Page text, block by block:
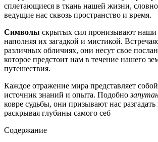
сплетающиеся в ткань нашей жизни,
ведущие нас сквозь пространство и время.
Символы скрытых сил пронизывают наши
наполняя их загадкой и мистикой.
различных обличиях, они несут свое
которое предстоит нам в течение нашего
путешествия.
Каждое отражение мира представляет
источник знаний и опыта. Подобно
ковре судьбы, они призывают нас
раскрывая глубины самого себ
Содержание